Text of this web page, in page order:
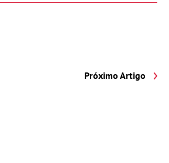
Próximo Artigo